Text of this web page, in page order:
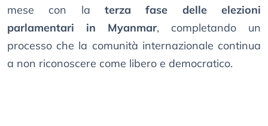
mese con la terza fase delle elezioni
parlamentari in Myanmar, completando un
processo che la comunità internazionale continua
a non riconoscere come libero e democratico.